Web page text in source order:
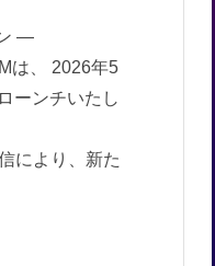
―
は、 2026年5
ーンチいたし
により、新た